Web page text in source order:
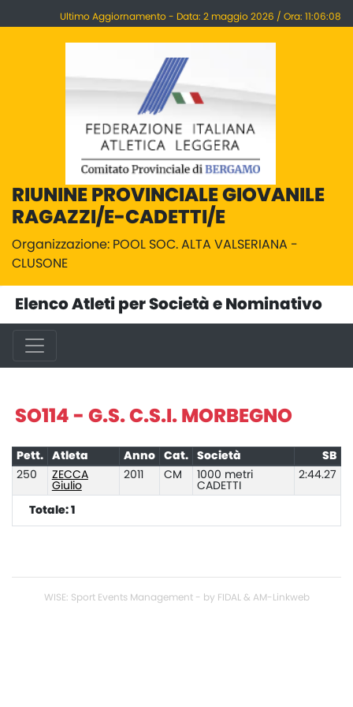
Ultimo Aggiornamento - Data: 2 maggio 2026 / Ora: 11:06:08
RIUNINE PROVINCIALE GIOVANILE
RAGAZZI/E-CADETTI/E
Organizzazione: POOL SOC. ALTA VALSERIANA -
CLUSONE
Elenco Atleti per Società e Nominativo
SO114 - G.S. C.S.I. MORBEGNO
Pett. Atleta Anno Cat. Società
SB
250
ZECCA
Giulio
2011 CM
1000 metri
CADETTI
2:44.27
Totale: 1
WISE: Sport Events Management - by FIDAL & AM-Linkweb